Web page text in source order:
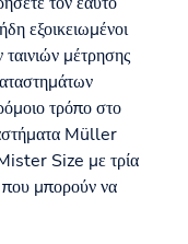
εξοικειωμένοι
μέτρησης
τρόπο στο
Müller
Mister Size με τρία
που μπορούν να